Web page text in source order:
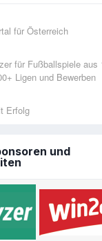
für Österreich
für Fußballspiele aus
Ligen und Bewerben
Erfolg
und